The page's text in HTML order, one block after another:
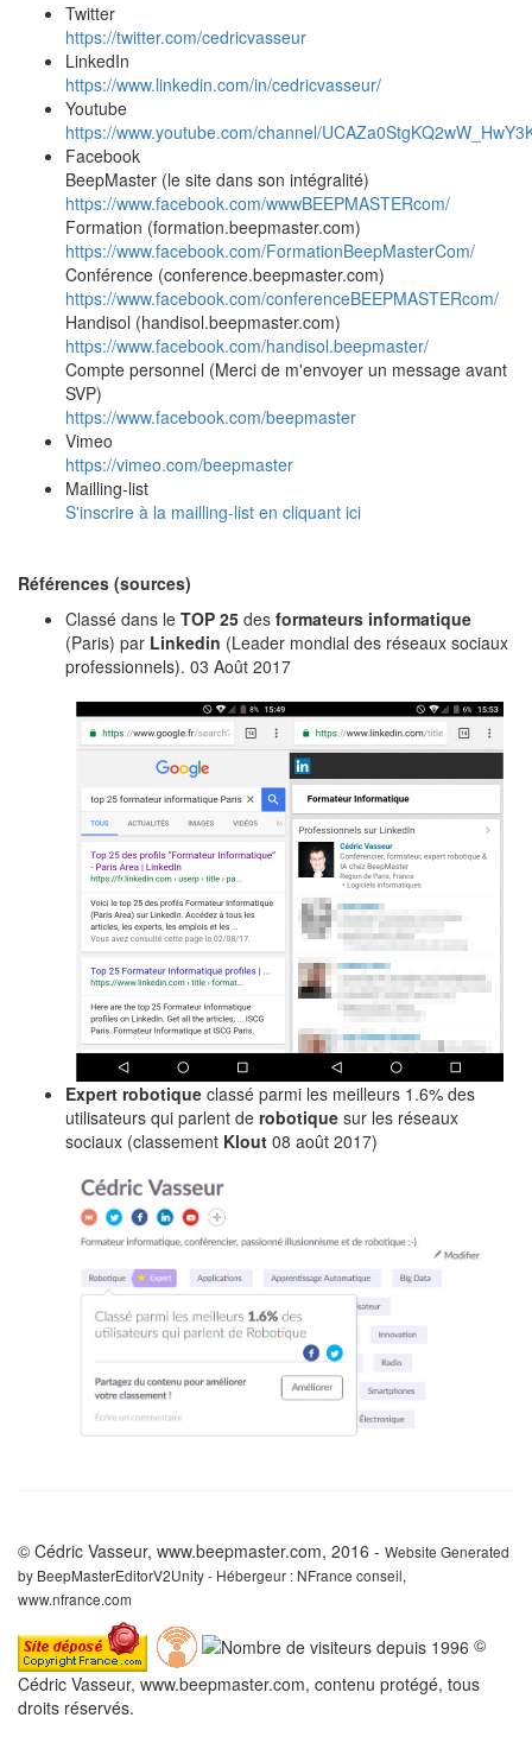
Twitter
https://twitter.com/cedricvasseur
LinkedIn
https://www.linkedin.com/in/cedricvasseur/
Youtube
https://www.youtube.com/channel/
Facebook
BeepMaster (le site dans son intégralité)
https://www.facebook.com/wwwBEEPMASTERcom/
Formation (formation.beepmaster.com)
https://www.facebook.com/FormationBeepMasterCom/
Conférence (conference.beepmaster.com)
https://www.facebook.com/conferenceBEEPMASTERcom/
Handisol (handisol.beepmaster.com)
https://www.facebook.com/handisol.beepmaster/
Compte personnel (Merci de m'envoyer un message avant
SVP)
https://www.facebook.com/beepmaster
Vimeo
https://vimeo.com/beepmaster
Mailling-list
S'inscrire à la mailling-list en cliquant ici
Références (sources)
Classé dans le TOP 25 des formateurs informatique
(Paris) par Linkedin (Leader mondial des réseaux sociaux
professionnels). 03 Août 2017
Expert robotique classé parmi les meilleurs 1.6% des
utilisateurs qui parlent de robotique sur les réseaux
sociaux (classement Klout 08 août 2017)
© Cédric Vasseur, www.beepmaster.com, 2016 - Website Generated
by BeepMasterEditorV2Unity - Hébergeur : NFrance conseil,
www.nfrance.com
©
Cédric Vasseur, www.beepmaster.com, contenu protégé, tous
droits réservés.